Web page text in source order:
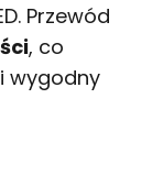
Przewód
, co
wygodny